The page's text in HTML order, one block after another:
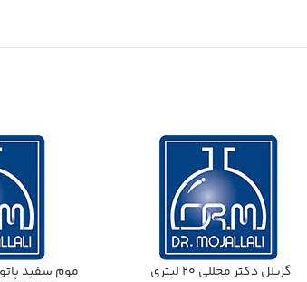
گزيلل دكتر مجللي 20 ليتري